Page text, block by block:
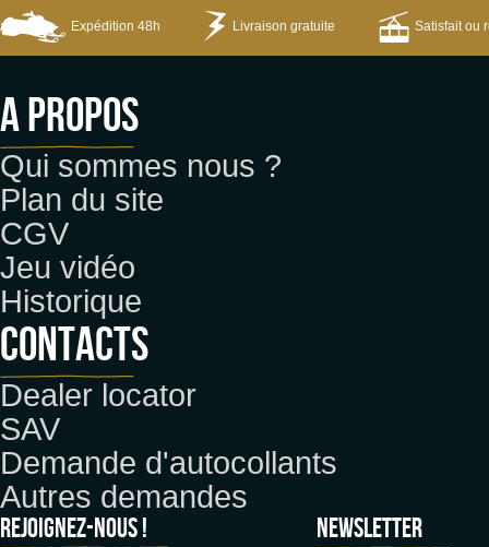
Expédition 48h Livraison gratuite Satisfait ou
A propos
Qui sommes nous ?
Plan du site
CGV
Jeu vidéo
Historique
CONTACTS
Dealer locator
SAV
Demande d'autocollants
Autres demandes
Rejoignez-nous ! Newsletter